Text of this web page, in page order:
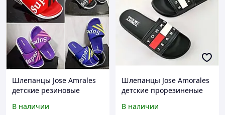
Шлепанцы Jose Amrales
детские резиновые
В наличии
Шлепанцы Jose Amorales
детские прорезиненые
В наличии